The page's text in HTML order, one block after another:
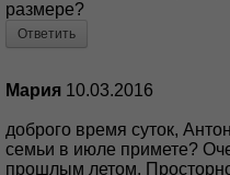
размере?
Ответить
Мария 10.03.2016
доброго время суток,
семьи в июле примете?
прошлым летом.